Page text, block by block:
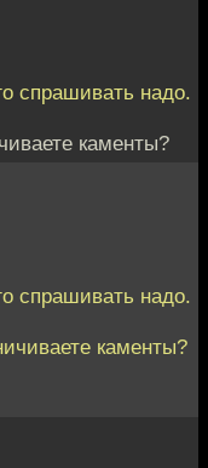
спрашивать надо.
каменты?
спрашивать надо.
каменты?